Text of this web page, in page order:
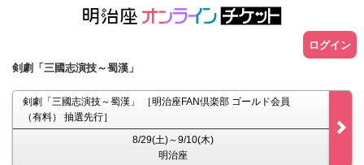
ログイン
剣劇「三國志演技～蜀漢」
剣劇「三國志演技～蜀漢」 ［明治座FAN倶楽部 ゴールド会員
（有料） 抽選先行］
8/29(土)～9/10(木)
明治座